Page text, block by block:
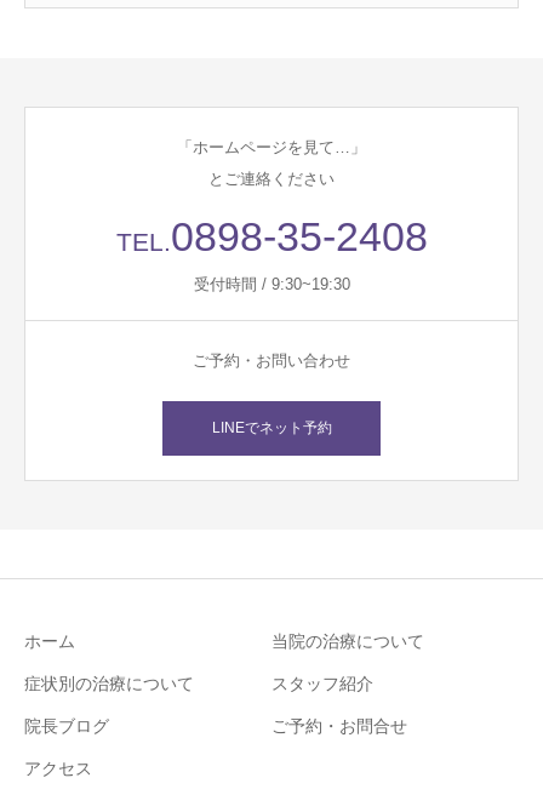
「ホームページを見て…」
とご連絡ください
TEL.0898-35-2408
受付時間 / 9:30~19:30
ご予約・お問い合わせ
LINEでネット予約
ホーム 当院の治療について
症状別の治療について スタッフ紹介
院長ブログ ご予約・お問合せ
アクセス